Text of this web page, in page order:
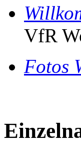
VfR
Fotos